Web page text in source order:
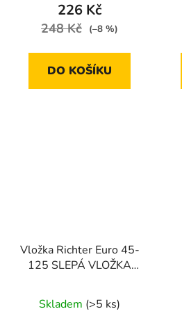
226 Kč
248 Kč (–8 %)
DO KOŠÍKU
Vložka Richter Euro 45-
125 SLEPÁ VLOŽKA
Skladem (>5 ks)